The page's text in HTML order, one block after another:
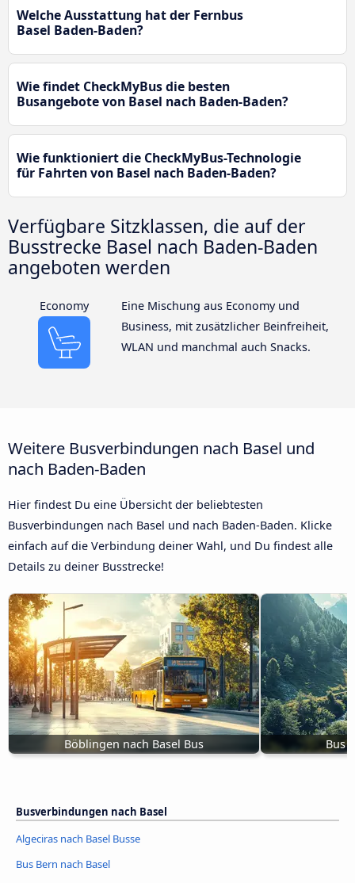
Welche Ausstattung hat der Fernbus
Basel Baden-Baden?
Wie findet CheckMyBus die besten
Busangebote von Basel nach Baden-Baden?
Wie funktioniert die CheckMyBus-Technologie
für Fahrten von Basel nach Baden-Baden?
Verfügbare Sitzklassen, die auf der
Busstrecke Basel nach Baden-Baden
angeboten werden
Economy
Eine Mischung aus Economy und
Business, mit zusätzlicher Beinfreiheit,
WLAN und manchmal auch Snacks.
Weitere Busverbindungen nach Basel und
nach Baden-Baden
Hier findest Du eine Übersicht der beliebtesten
Busverbindungen nach Basel und nach Baden-Baden. Klicke
einfach auf die Verbindung deiner Wahl, und Du findest alle
Details zu deiner Busstrecke!
Böblingen nach Basel Bus Bus
Busverbindungen nach Basel
Algeciras nach Basel Busse
Bus Bern nach Basel